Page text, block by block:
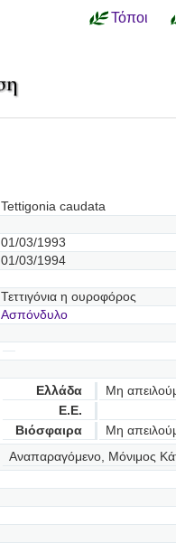
Τόποι
Tettigonia caudata
01/03/1993
01/03/1994
Τεττιγόνια η ουροφόρος
Ασπόνδυλο
Ελλάδα
Μη
Ε.Ε.
Βιόσφαιρα
Μη
Αναπαραγόμενο, Μόνιμος